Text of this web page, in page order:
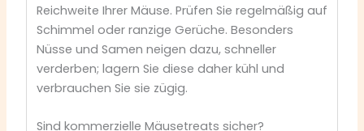
Reichweite Ihrer Mäuse. Prüfen Sie regelmäßig auf
Schimmel oder ranzige Gerüche. Besonders
Nüsse und Samen neigen dazu, schneller
verderben; lagern Sie diese daher kühl und
verbrauchen Sie sie zügig.
Sind kommerzielle Mäusetreats sicher?